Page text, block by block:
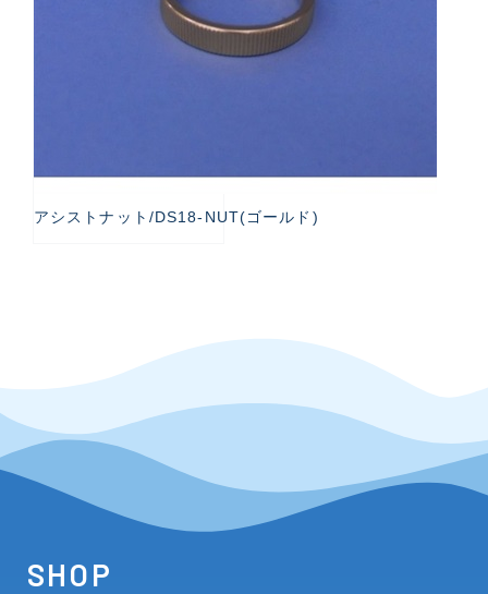
アシストナット/DS18-NUT(ゴールド)
SHOP